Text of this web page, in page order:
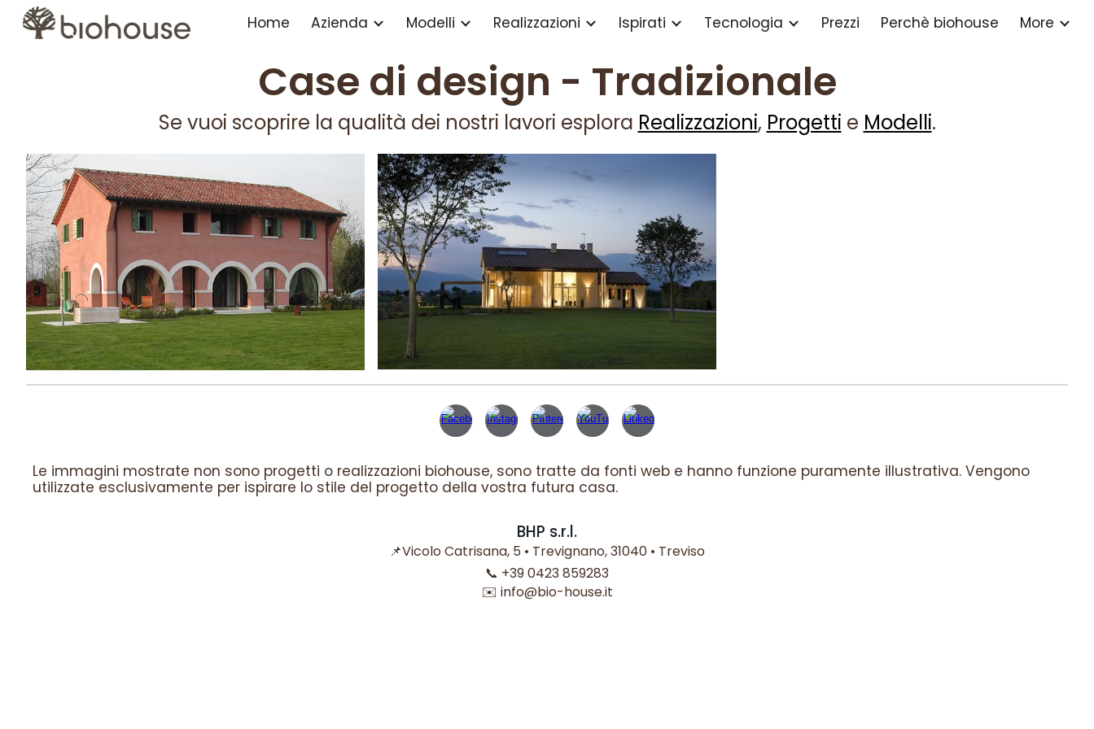
Skip to main content Skip to navigation
Home Azienda Modelli Realizzazioni Ispirati Tecnologia Prezzi Perchè biohouse More
Case di design - Tradizionale
Se vuoi scoprire la qualità dei nostri lavori esplora Realizzazioni, Progetti e Modelli.
Le immagini mostrate non sono progetti o realizzazioni biohouse, sono tratte da fonti web e hanno funzione puramente illustrativa. Vengono
utilizzate esclusivamente per ispirare lo stile del progetto della vostra futura casa.
BHP s.r.l.
📌Vicolo Catrisana, 5 • Trevignano, 31040 • Treviso
📞 +39 0423 859283
✉️ info@bio-house.it